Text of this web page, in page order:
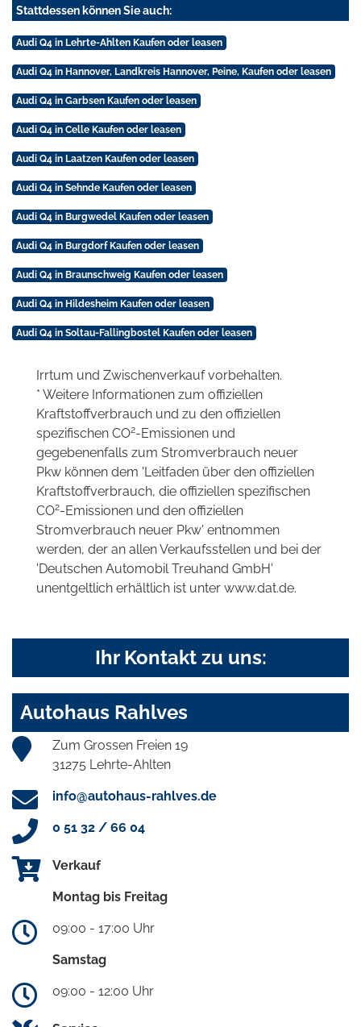
Stattdessen können Sie auch:
Audi Q4 in Lehrte-Ahlten Kaufen oder leasen
Audi Q4 in Hannover, Landkreis Hannover, Peine, Kaufen oder leasen
Audi Q4 in Garbsen Kaufen oder leasen
Audi Q4 in Celle Kaufen oder leasen
Audi Q4 in Laatzen Kaufen oder leasen
Audi Q4 in Sehnde Kaufen oder leasen
Audi Q4 in Burgwedel Kaufen oder leasen
Audi Q4 in Burgdorf Kaufen oder leasen
Audi Q4 in Braunschweig Kaufen oder leasen
Audi Q4 in Hildesheim Kaufen oder leasen
Audi Q4 in Soltau-Fallingbostel Kaufen oder leasen
Irrtum und Zwischenverkauf vorbehalten.
* Weitere Informationen zum offiziellen
Kraftstoffverbrauch und zu den offiziellen
spezifischen CO2-Emissionen und
gegebenenfalls zum Stromverbrauch neuer
Pkw können dem 'Leitfaden über den offiziellen
Kraftstoffverbrauch, die offiziellen spezifischen
CO2-Emissionen und den offiziellen
Stromverbrauch neuer Pkw' entnommen
werden, der an allen Verkaufsstellen und bei der
'Deutschen Automobil Treuhand GmbH'
unentgeltlich erhältlich ist unter www.dat.de.
Ihr Kontakt zu uns:
Autohaus Rahlves
Zum Grossen Freien 19
31275 Lehrte-Ahlten
info@autohaus-rahlves.de
0 51 32 / 66 04
Verkauf
Montag bis Freitag
09:00 - 17:00 Uhr
Samstag
09:00 - 12:00 Uhr